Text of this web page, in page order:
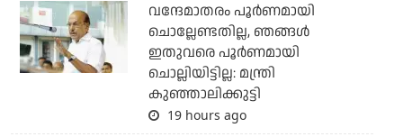
വന്ദേമാതരം പൂര്‍ണമായി
ചൊല്ലേണ്ടതില്ല, ഞങ്ങള്‍
ഇതുവരെ പൂര്‍ണമായി
ചൊല്ലിയിട്ടില്ല: മന്ത്രി
കുഞ്ഞാലിക്കുട്ടി
19 hours ago